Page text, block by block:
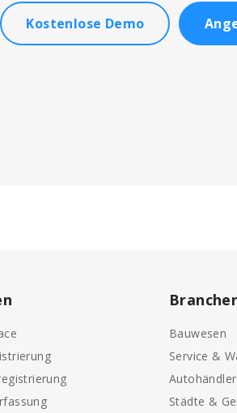
Kostenlose Demo
Bauwesen
Service &
Städte &